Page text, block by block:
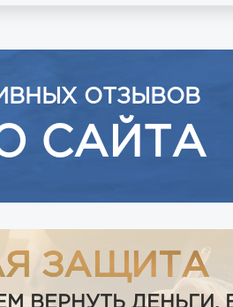
ОТЗЫВОВ
САЙТА
ЗАЩИТА
ВЕРНУТЬ ДЕНЬГИ,